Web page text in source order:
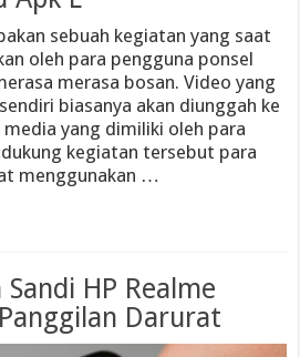
sebuah kegiatan yang saat
oleh para pengguna ponsel
merasa bosan. Video yang
biasanya akan diunggah ke
yang dimiliki oleh para
kegiatan tersebut para
menggunakan …
HP Realme
Darurat